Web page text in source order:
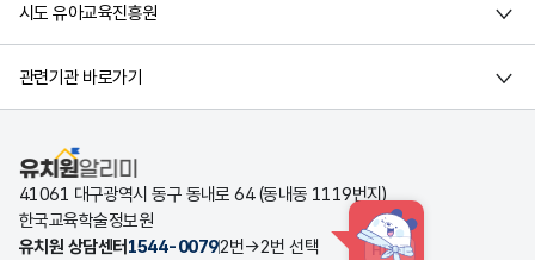
시도 유아교육진흥원
관련기관 바로가기
유치원알리미
41061 대구광역시 동구 동내로 64 (동내동 1119번지)
한국교육학술정보원
유치원 상담센터 1544-00792번→2번 선택 HINT